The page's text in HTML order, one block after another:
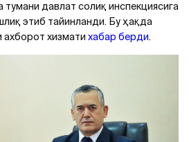
давлат солиқ инспекциясига
этиб тайинланди. Бу ҳақда
ахборот хизмати хабар берди.